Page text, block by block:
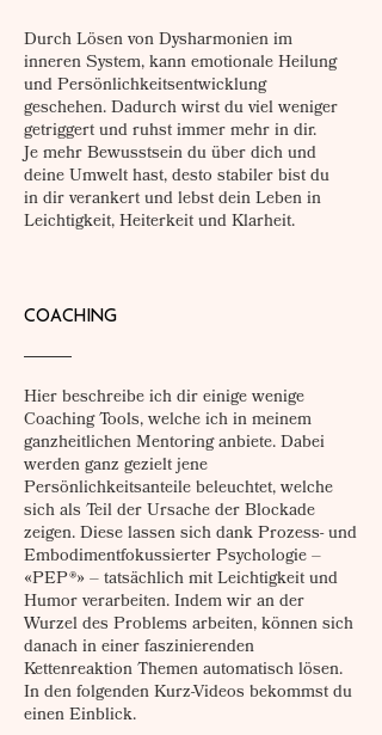
Durch Lösen von Dysharmonien im
inneren System, kann emotionale Heilung
und Persönlichkeitsentwicklung
geschehen. Dadurch wirst du viel weniger
getriggert und ruhst immer mehr in dir.
Je mehr Bewusstsein du über dich und
deine Umwelt hast, desto stabiler bist du
in dir verankert und lebst dein Leben in
Leichtigkeit, Heiterkeit und Klarheit.
COACHING
Hier beschreibe ich dir einige wenige
Coaching Tools, welche ich in meinem
ganzheitlichen Mentoring anbiete. Dabei
werden ganz gezielt jene
Persönlichkeitsanteile beleuchtet, welche
sich als Teil der Ursache der Blockade
zeigen. Diese lassen sich dank Prozess- und
Embodimentfokussierter Psychologie –
«PEP®» – tatsächlich mit Leichtigkeit und
Humor verarbeiten. Indem wir an der
Wurzel des Problems arbeiten, können sich
danach in einer faszinierenden
Kettenreaktion Themen automatisch lösen.
In den folgenden Kurz-Videos bekommst du
einen Einblick.